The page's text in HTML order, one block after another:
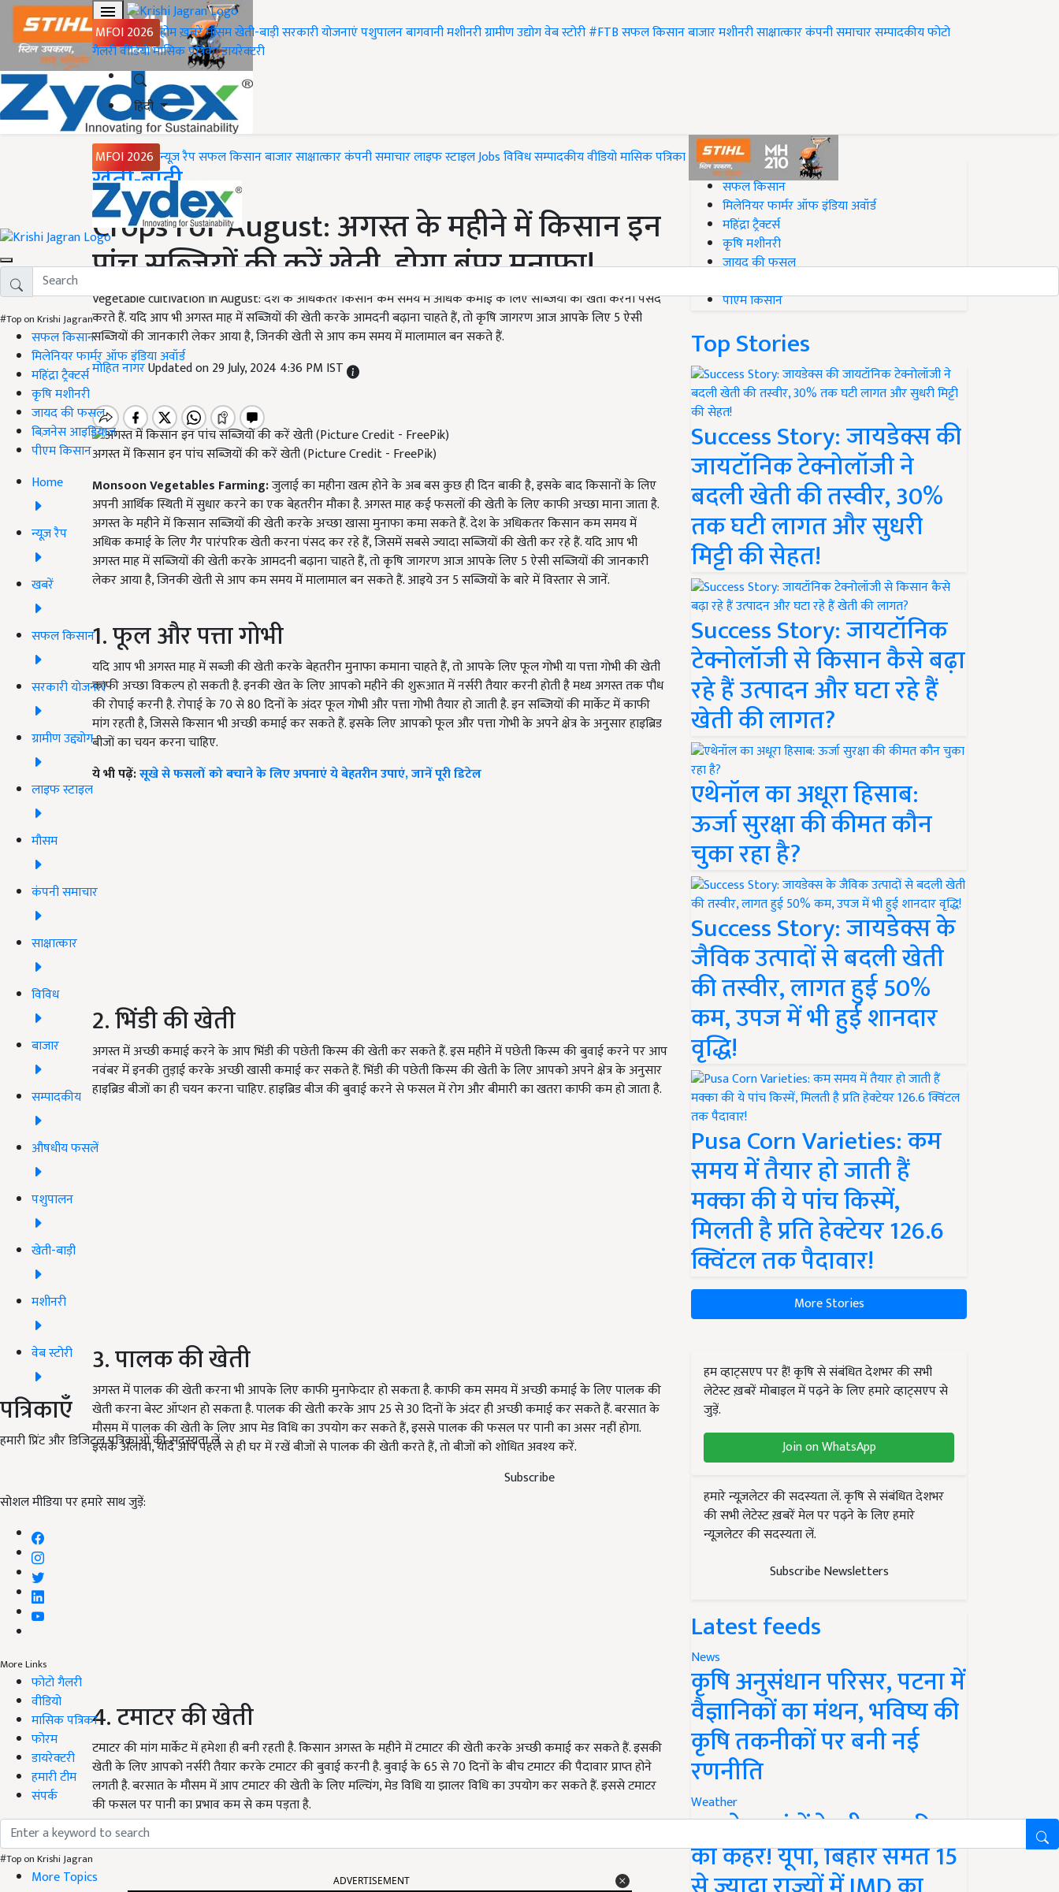
MFOI 2026 होमख़बरेंमौसमखेती-बाड़ीसरकारी योजनाएंपशुपालनबागवानीमशीनरीग्रामीण उद्योगवेब स्टोरी#FTBसफल किसानबाजारमशीनरीसाक्षात्कारकंपनी समाचारसम्पादकीयफोटो
गैलरीवीडियोमासिक पत्रिकाडायरेक्टरी
हिंदी
MFOI 2026 न्यूज़ रैपसफल किसानबाजारसाक्षात्कारकंपनी समाचारलाइफ स्टाइलJobsविविधसम्पादकीयवीडियोमासिक पत्रिका
#Top on Krishi Jagran
सफल किसान
मिलेनियर फार्मर ऑफ इंडिया अवॉर्ड
महिंद्रा ट्रैक्टर्स
कृषि मशीनरी
जायद की फसल
बिज़नेस आइडियाज
पीएम किसान
Home
न्यूज़ रैप
खबरें
सफल किसान
सरकारी योजनाएं
ग्रामीण उद्द्योग
लाइफ स्टाइल
मौसम
कंपनी समाचार
साक्षात्कार
विविध
बाजार
सम्पादकीय
औषधीय फसलें
पशुपालन
खेती-बाड़ी
मशीनरी
वेब स्टोरी
पत्रिकाएँ
हमारी प्रिंट और डिजिटल पत्रिकाओं की सदस्यता लें
Subscribe
सोशल मीडिया पर हमारे साथ जुड़ें:
More Links
फोटो गैलरी
वीडियो
मासिक पत्रिका
फोरम
डायरेक्टरी
हमारी टीम
संपर्क
#Top on Krishi Jagran
More Topics
Home
खेती-बाड़ी
Crops For August: अगस्त के महीने में किसान इन
पांच सब्जियों की करें खेती, होगा बंपर मुनाफा!
Vegetable cultivation in August: देश के अधिकतर किसान कम समय में अधिक कमाई के लिए सब्जियों की खेती करना पसंद
करते हैं. यदि आप भी अगस्त माह में सब्जियों की खेती करके आमदनी बढ़ाना चाहते हैं, तो कृषि जागरण आज आपके लिए 5 ऐसी
सब्जियों की जानकारी लेकर आया है, जिनकी खेती से आप कम समय में मालामाल बन सकते हैं.
मोहित नागरUpdated on 29 July, 2024 4:36 PM IST
अगस्त में किसान इन पांच सब्जियों की करें खेती (Picture Credit - FreePik)
Monsoon Vegetables Farming:जुलाई का महीना खत्म होने के अब बस कुछ ही दिन बाकी है, इसके बाद किसानों के लिए
अपनी आर्थिक स्थिती में सुधार करने का एक बेहतरीन मौका है. अगस्त माह कई फसलों की खेती के लिए काफी अच्छा माना जाता है.
अगस्त के महीने में किसान सब्जियों की खेती करके अच्छा खासा मुनाफा कमा सकते हैं. देश के अधिकतर किसान कम समय में
अधिक कमाई के लिए गैर पारंपरिक खेती करना पंसद कर रहे हैं, जिसमें सबसे ज्यादा सब्जियों की खेती कर रहे हैं. यदि आप भी
अगस्त माह में सब्जियों की खेती करके आमदनी बढ़ाना चाहते हैं, तो कृषि जागरण आज आपके लिए 5 ऐसी सब्जियों की जानकारी
लेकर आया है, जिनकी खेती से आप कम समय में मालामाल बन सकते हैं. आइये उन 5 सब्जियों के बारे में विस्तार से जानें.
1. फूल और पत्ता गोभी
यदि आप भी अगस्त माह में सब्जी की खेती करके बेहतरीन मुनाफा कमाना चाहते हैं, तो आपके लिए फूल गोभी या पत्ता गोभी की खेती
काफी अच्छा विकल्प हो सकती है. इनकी खेत के लिए आपको महीने की शुरूआत में नर्सरी तैयार करनी होती है मध्य अगस्त तक पौध
की रोपाई करनी है. रोपाई के 70 से 80 दिनों के अंदर फूल गोभी और पत्ता गोभी तैयार हो जाती है. इन सब्जियों की मार्केट में काफी
मांग रहती है, जिससे किसान भी अच्छी कमाई कर सकते हैं. इसके लिए आपको फूल और पत्ता गोभी के अपने क्षेत्र के अनुसार हाइब्रिड
बीजों का चयन करना चाहिए.
ये भी पढ़ें:सूखे से फसलों को बचाने के लिए अपनाएं ये बेहतरीन उपाएं, जानें पूरी डिटेल
2. भिंडी की खेती
अगस्त में अच्छी कमाई करने के आप भिंडी की पछेती किस्म की खेती कर सकते हैं. इस महीने में पछेती किस्म की बुवाई करने पर आप
नवंबर में इनकी तुड़ाई करके अच्छी खासी कमाई कर सकते हैं. भिंडी की पछेती किस्म की खेती के लिए आपको अपने क्षेत्र के अनुसार
हाइब्रिड बीजों का ही चयन करना चाहिए. हाइब्रिड बीज की बुवाई करने से फसल में रोग और बीमारी का खतरा काफी कम हो जाता है.
3. पालक की खेती
अगस्त में पालक की खेती करना भी आपके लिए काफी मुनाफेदार हो सकता है. काफी कम समय में अच्छी कमाई के लिए पालक की
खेती करना बेस्ट ऑप्शन हो सकता है. पालक की खेती करके आप 25 से 30 दिनों के अंदर ही अच्छी कमाई कर सकते हैं. बरसात के
मौसम में पालक की खेती के लिए आप मेड विधि का उपयोग कर सकते हैं, इससे पालक की फसल पर पानी का असर नहीं होगा.
इसके अलावा, यदि आप पहले से ही घर में रखें बीजों से पालक की खेती करते हैं, तो बीजों को शोधित अवश्य करें.
4. टमाटर की खेती
टमाटर की मांग मार्केट में हमेशा ही बनी रहती है. किसान अगस्त के महीने में टमाटर की खेती करके अच्छी कमाई कर सकते हैं. इसकी
खेती के लिए आपको नर्सरी तैयार करके टमाटर की बुवाई करनी है. बुवाई के 65 से 70 दिनों के बीच टमाटर की पैदावार प्राप्त होने
लगती है. बरसात के मौसम में आप टमाटर की खेती के लिए मल्चिंग, मेड विधि या झालर विधि का उपयोग कर सकते हैं. इससे टमाटर
की फसल पर पानी का प्रभाव कम से कम पड़ता है.
#Top on Krishi Jagran
सफल किसान
मिलेनियर फार्मर ऑफ इंडिया अवॉर्ड
महिंद्रा ट्रैक्टर्स
कृषि मशीनरी
जायद की फसल
पीएम किसान
Top Stories
Success Story: जायडेक्स की
जायटॉनिक टेक्नोलॉजी ने
बदली खेती की तस्वीर, 30%
तक घटी लागत और सुधरी
मिट्टी की सेहत!
Success Story: जायटॉनिक
टेक्नोलॉजी से किसान कैसे बढ़ा
रहे हैं उत्पादन और घटा रहे हैं
खेती की लागत?
एथेनॉल का अधूरा हिसाब:
ऊर्जा सुरक्षा की कीमत कौन
चुका रहा है?
Success Story: जायडेक्स के
जैविक उत्पादों से बदली खेती
की तस्वीर, लागत हुई 50%
कम, उपज में भी हुई शानदार
वृद्धि!
Pusa Corn Varieties: कम
समय में तैयार हो जाती हैं
मक्का की ये पांच किस्में,
मिलती है प्रति हेक्टेयर 126.6
क्विंटल तक पैदावार!
More Stories
हम व्हाट्सएप पर हैं! कृषि से संबंधित देशभर की सभी
लेटेस्ट ख़बरें मोबाइल में पढ़ने के लिए हमारे व्हाट्सएप से
जुड़ें.
Join on WhatsApp
हमारे न्यूज़लेटर की सदस्यता लें. कृषि से संबंधित देशभर
की सभी लेटेस्ट ख़बरें मेल पर पढ़ने के लिए हमारे
न्यूज़लेटर की सदस्यता लें.
Subscribe Newsletters
Latest feeds
News
कृषि अनुसंधान परिसर, पटना में
वैज्ञानिकों का मंथन, भविष्य की
कृषि तकनीकों पर बनी नई
रणनीति
Weather
अगले 12 घंटों के भीतर बारिश
का कहर! यूपी, बिहार समेत 15